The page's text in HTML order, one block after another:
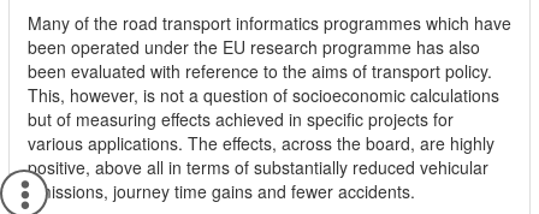
Many of the road transport informatics programmes which have
been operated under the EU research programme has also
been evaluated with reference to the aims of transport policy.
This, however, is not a question of socioeconomic calculations
but of measuring effects achieved in specific projects for
various applications. The effects, across the board, are highly
positive, above all in terms of substantially reduced vehicular
emissions, journey time gains and fewer accidents.